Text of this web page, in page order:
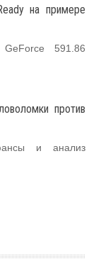
на примере
GeForce 591.86
против
и анализ